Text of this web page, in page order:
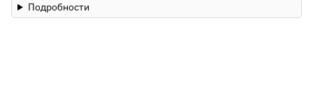
Подробности